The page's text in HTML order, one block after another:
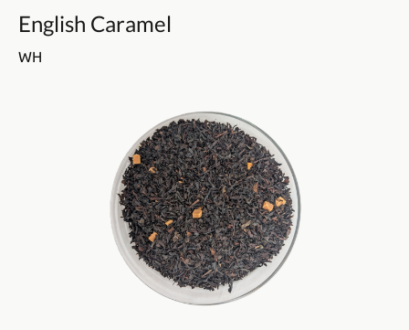
English Caramel
WH
Bildergalerie überspringen